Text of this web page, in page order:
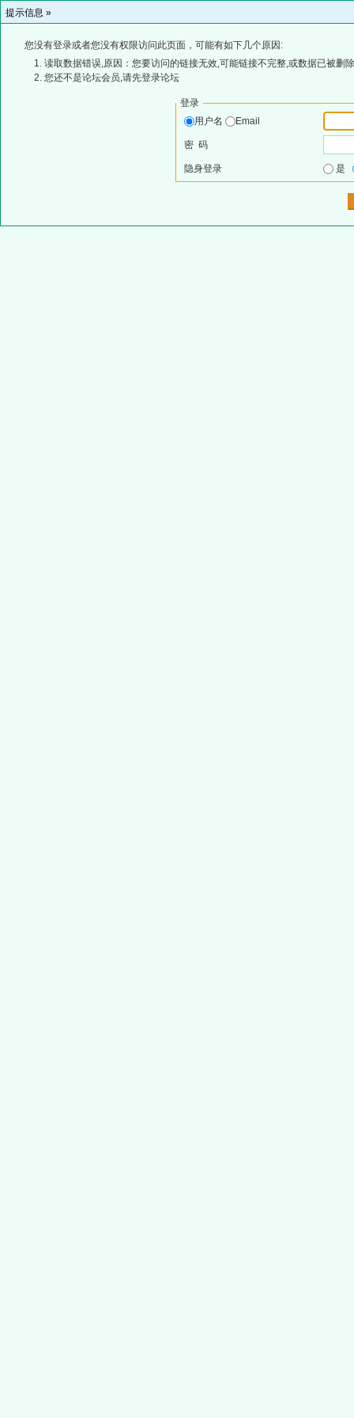
提示信息 »
您没有登录或者您没有权限访问此页面，可能有如下几个原因:
读取数据错误,原因：您要访问的链接无效,可能链接不完整,或数据已被删
您还不是论坛会员,请先登录论坛
登录
用户名
Email
密 码
隐身登录 是